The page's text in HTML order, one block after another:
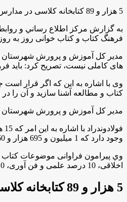
5 هزار و 89 کتابخانه کلاسی در مدارس شهرستان های استان تهران وجود دارد
به گزارش مركز اطلاع رساني و
فرهنگ کتاب و کتاب خوانی روز به روز
مدیر کل آموزش و پرورش شهرستان
های کاملی نیست، تصریح کرد: باید
وی با اشاره به این که اگر قرار است
کتاب و مطالعه آشنا سازید و آن را
مدیر کل آموزش و پرورش شهرستان
وجود دارد که 1 میلیون و 695 هزار و 260 جلد کتاب را در بر می گیرد.
اخلاقی، 10 درصد علمی و فن آوری، 10 درصد فرهنگی و هنری، 10 درصد ورزشی است و 30 درصد باقی مانده نیز سایر موضوعات را در بر دارد.
5 هزار و 89 کتابخانه کلاسی در مدارس شهرستان های استان تهران وجود دارد